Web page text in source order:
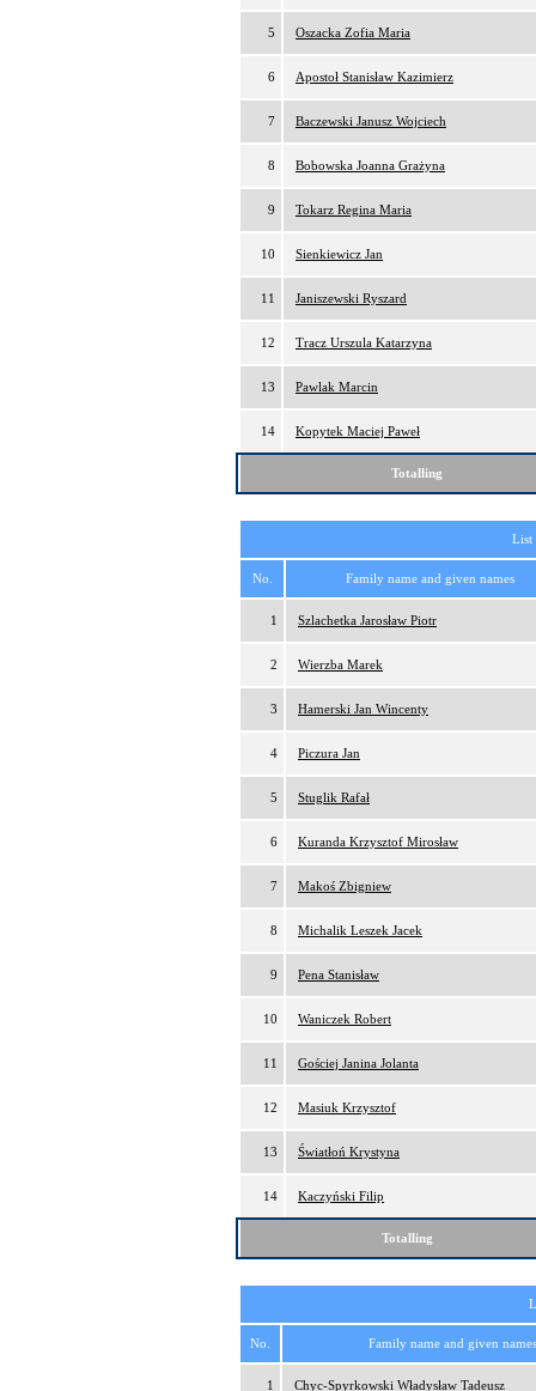
5 Oszacka Zofia Maria
6 Apostoł Stanisław Kazimierz
7 Baczewski Janusz Wojciech
8 Bobowska Joanna Grażyna
9 Tokarz Regina Maria
10 Sienkiewicz Jan
11 Janiszewski Ryszard
12 Tracz Urszula Katarzyna
13 Pawlak Marcin
14 Kopytek Maciej Paweł
Totalling
List
No. Family name and given names
1 Szlachetka Jarosław Piotr
2 Wierzba Marek
3 Hamerski Jan Wincenty
4 Piczura Jan
5 Stuglik Rafał
6 Kuranda Krzysztof Mirosław
7 Makoś Zbigniew
8 Michalik Leszek Jacek
9 Pena Stanisław
10 Waniczek Robert
11 Gościej Janina Jolanta
12 Masiuk Krzysztof
13 Światłoń Krystyna
14 Kaczyński Filip
Totalling
No. Family name and given names
1 Chyc-Spyrkowski Władysław Tadeusz